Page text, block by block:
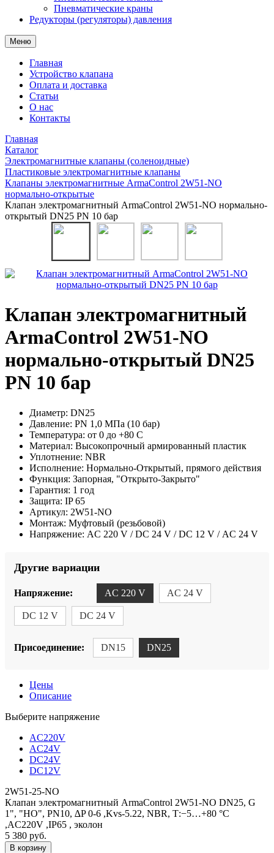
Пневматические краны
Редукторы (регуляторы) давления
Меню
Главная
Устройство клапана
Оплата и доставка
Статьи
О нас
Контакты
Главная
Каталог
Электромагнитные клапаны (соленоидные)
Пластиковые электромагнитные клапаны
Клапаны электромагнитные ArmaControl 2W51-NO
нормально-открытые
Клапан электромагнитный ArmaControl 2W51-NO нормально-
открытый DN25 PN 10 бар
Клапан электромагнитный
ArmaControl 2W51-NO
нормально-открытый DN25
PN 10 бар
Диаметр: DN25
Давление: PN 1,0 МПа (10 бар)
Температура: от 0 до +80 С
Материал: Высокопрочный армированный пластик
Уплотнение: NBR
Исполнение: Нормально-Открытый, прямого действия
Функция: Запорная, "Открыто-Закрыто"
Гарантия: 1 год
Защита: IP 65
Артикул: 2W51-NO
Монтаж: Муфтовый (резьбовой)
Напряжение: AC 220 V / DC 24 V / DC 12 V / AC 24 V
Другие вариации
Напряжение: AC 220 V AC 24 V
DC 12 V DC 24 V
Присоединение: DN15 DN25
Цены
Описание
Выберите напряжение
AC220V
AC24V
DC24V
DC12V
2W51-25-NO
Клапан электромагнитный ArmaControl 2W51-NO DN25, G
1", "НО", PN10, ∆P 0-6 ,Kvs-5.22, NBR, Т:−5…+80 °С
,AC220V ,IP65 , эколон
5 380 руб.